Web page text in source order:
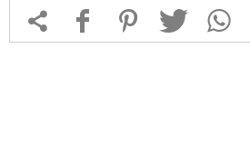
 f 1 T 